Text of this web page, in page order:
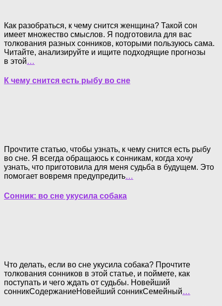
Как разобраться, к чему снится женщина? Такой сон
имеет множество смыслов. Я подготовила для вас
толкования разных сонников, которыми пользуюсь сама.
Читайте, анализируйте и ищите подходящие прогнозы
в этой…
К чему снится есть рыбу во сне
Прочтите статью, чтобы узнать, к чему снится есть рыбу
во сне. Я всегда обращаюсь к сонникам, когда хочу
узнать, что приготовила для меня судьба в будущем. Это
помогает вовремя предупредить…
Сонник: во сне укусила собака
Что делать, если во сне укусила собака? Прочтите
толкования сонников в этой статье, и поймете, как
поступать и чего ждать от судьбы. Новейший
сонникСодержаниеНовейший сонникСемейный…